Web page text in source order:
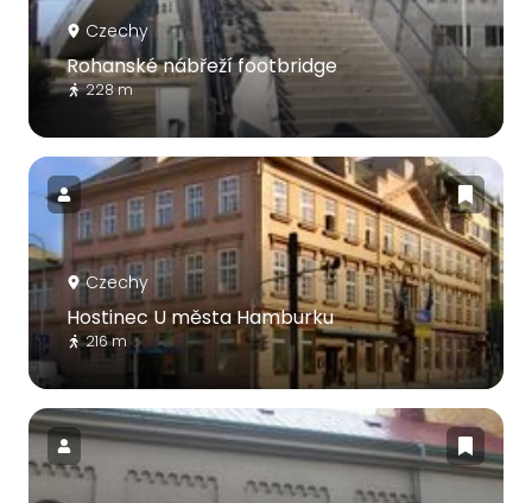
Czechy
Rohanské nábřeží footbridge
228 m
Czechy
Hostinec U města Hamburku
216 m